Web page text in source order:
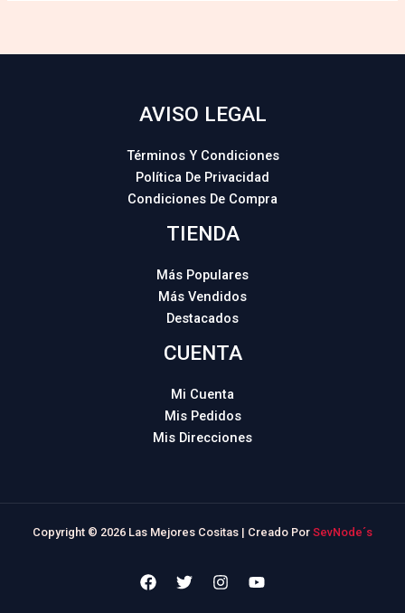
AVISO LEGAL
Términos Y Condiciones
Política De Privacidad
Condiciones De Compra
TIENDA
Más Populares
Más Vendidos
Destacados
CUENTA
Mi Cuenta
Mis Pedidos
Mis Direcciones
Copyright © 2026 Las Mejores Cositas | Creado Por SevNode´s